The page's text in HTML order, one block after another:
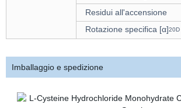
Residui all'accensione
Rotazione specifica [α]20D
Imballaggio e spedizione